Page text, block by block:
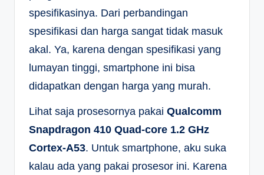
spesifikasinya. Dari perbandingan
spesifikasi dan harga sangat tidak masuk
akal. Ya, karena dengan spesifikasi yang
lumayan tinggi, smartphone ini bisa
didapatkan dengan harga yang murah.
Lihat saja prosesornya pakai Qualcomm
Snapdragon 410 Quad-core 1.2 GHz
Cortex-A53. Untuk smartphone, aku suka
kalau ada yang pakai prosesor ini. Karena